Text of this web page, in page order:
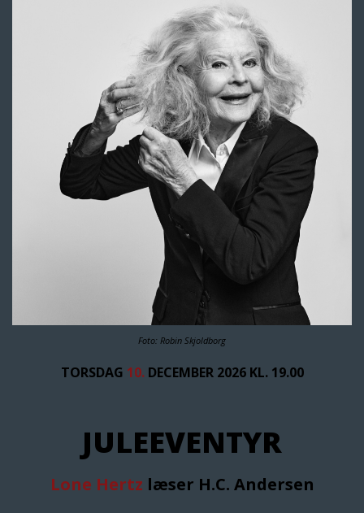
Foto: Robin Skjoldborg
TORSDAG 10.DECEMBER 2026 KL. 19.00
JULEEVENTYR
Lone Hertz læser H.C. Andersen